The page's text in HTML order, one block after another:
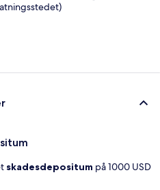
skadesdepositum på 1000 USD